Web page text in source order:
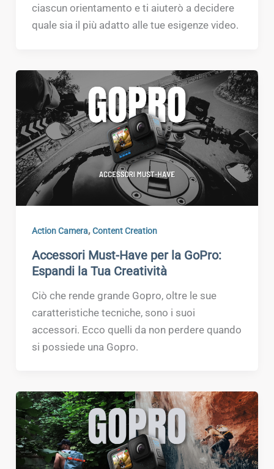
ciascun orientamento e ti aiuterò a decidere
quale sia il più adatto alle tue esigenze video.
Action Camera,Content Creation
Accessori Must-Have per la GoPro:
Espandi la Tua Creatività
Ciò che rende grande Gopro, oltre le sue
caratteristiche tecniche, sono i suoi
accessori. Ecco quelli da non perdere quando
si possiede una Gopro.